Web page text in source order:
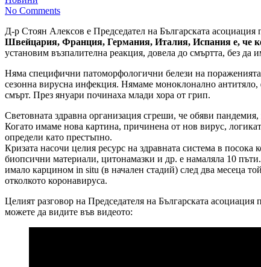
No Comments
Д-р Стоян Алексов е Председател на Българската
Швейцария, Франция, Германия, Италия, Испания е, че
установим възпалителна реакция, довела до смъртта, без
Няма специфични патоморфологични белези на
сезонна вирусна инфекция. Нямаме моноклонално
смърт. През януари починаха млади хора от грип.
Световната здравна организация сгреши, че обяви
Когато имаме нова картина, причинена от нов вирус,
определи като престъпно.
Кризата насочи целия ресурс на здравната система в
биопсични материали, цитонамазки и др. е намаляла 10
имало карцином in situ (в начален стадий) след два месеца
отколкото коронавируса.
Целият разговор на Председателя на Българската
можете да видите във видеото: